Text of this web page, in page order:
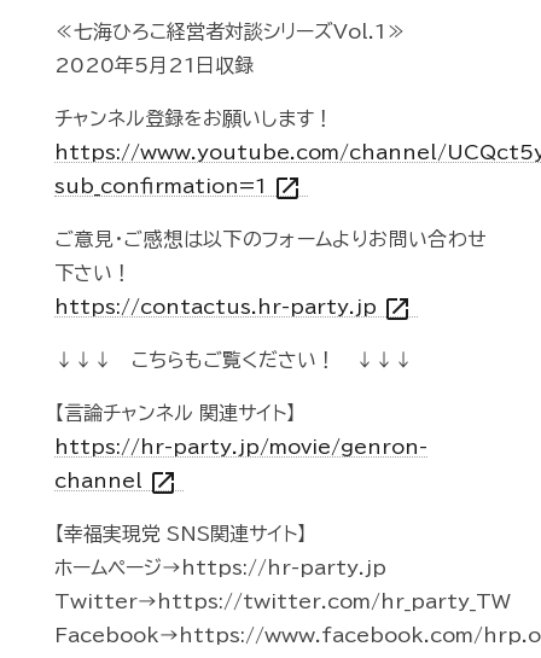
≪七海ひろこ経営者対談シリーズVol.1≫
2020年5月21日収録
チャンネル登録をお願いします！
https://www.youtube.com/channel/
sub_confirmation=1 open_in_new
ご意見・ご感想は以下のフォームよりお問い合わせ
下さい！
https://contactus.hr-party.jp open_in_new
↓↓↓ こちらもご覧ください！ ↓↓↓
【言論チャンネル 関連サイト】
https://hr-party.jp/movie/genron-
channel open_in_new
【幸福実現党 SNS関連サイト】
ホームページ→https://hr-party.jp
Twitter→https://twitter.com/hr_party_TW
Facebook→https://www.facebook.com/